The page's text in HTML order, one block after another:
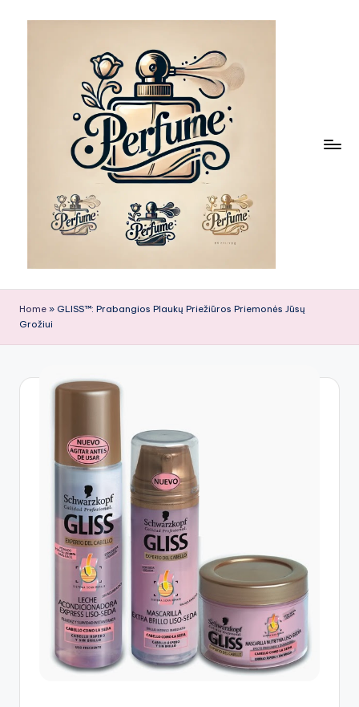
Home » GLISS™: Prabangios Plaukų Priežiūros Priemonės Jūsų
Grožiui